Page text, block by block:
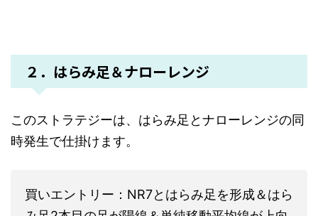
２．はらみ足＆ナローレンジ
このストラテジーは、はらみ足とナローレンジの同
時発生で仕掛けます。
買いエントリー：NR7とはらみ足を形成＆はら